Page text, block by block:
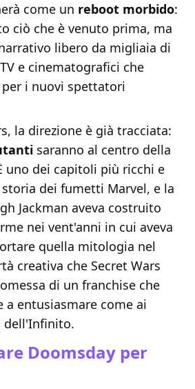
come un reboot morbido:
ciò che è venuto prima, ma
libero da migliaia di
e cinematografici che
i nuovi spettatori
la direzione è già tracciata:
saranno al centro della
uno dei capitoli più ricchi e
dei fumetti Marvel, e la
Jackman aveva costruito
nei vent'anni in cui aveva
quella mitologia nel
creativa che Secret Wars
di un franchise che
a entusiasmare come ai
dell'Infinito.
Doomsday per